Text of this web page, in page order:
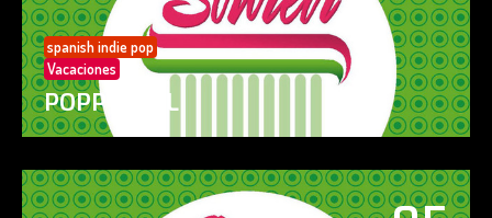
spanish indie pop
Vacaciones
POPPY GIRL